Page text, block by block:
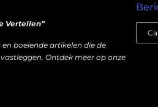
Vertellen”
boeiende artikelen die de
Ontdek meer op onze